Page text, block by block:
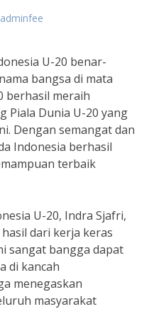
adminfee
U-20 benar-
bangsa di mata
berhasil meraih
Piala Dunia U-20 yang
Dengan semangat dan
Indonesia berhasil
terbaik
U-20, Indra Sjafri,
dari kerja keras
sangat bangga dapat
di kancah
menegaskan
masyarakat